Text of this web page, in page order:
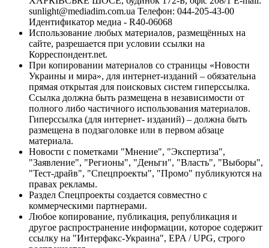
sunlight@mediadim.com.ua Телефон: 044-205-43-00
Идентификатор медиа - R40-06068
Использование любых материалов, размещённых на
сайте, разрешается при условии ссылки на
Корреспондент.net.
При копировании материалов со страницы «Новости
Украины и мира», для интернет-изданий – обязательна
прямая открытая для поисковых систем гиперссылка.
Ссылка должна быть размещена в независимости от
полного либо частичного использования материалов.
Гиперссылка (для интернет- изданий) – должна быть
размещена в подзаголовке или в первом абзаце
материала.
Новости с пометками "Мнение", "Экспертиза",
"Заявление", "Регионы", "Деньги", "Власть", "Выборы",
"Тест-драйв", "Спецпроекты", "Промо" публикуются на
правах рекламы.
Раздел Спецпроекты создается совместно с
коммерческими партнерами.
Любое копирование, публикация, републикация и
другое распространение информации, которое содержит
ссылку на "Интерфакс-Украина", EPA / UPG, строго